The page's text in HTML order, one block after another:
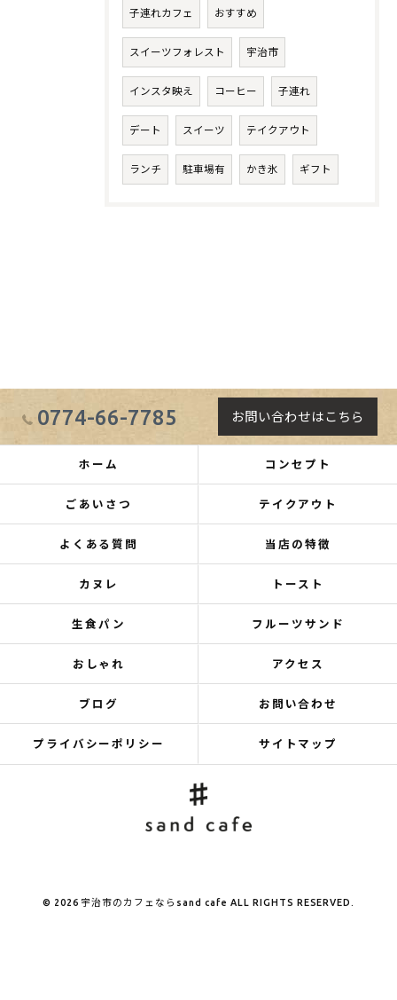
子連れカフェ おすすめ
スイーツフォレスト 宇治市
インスタ映え コーヒー 子連れ
デート スイーツ テイクアウト
ランチ 駐車場有 かき氷 ギフト
0774-66-7785 お問い合わせはこちら
ホーム コンセプト
ごあいさつ テイクアウト
よくある質問 当店の特徴
カヌレ トースト
生食パン フルーツサンド
おしゃれ アクセス
ブログ お問い合わせ
プライバシーポリシー サイトマップ
© 2026 宇治市のカフェならsand cafe ALL RIGHTS RESERVED.